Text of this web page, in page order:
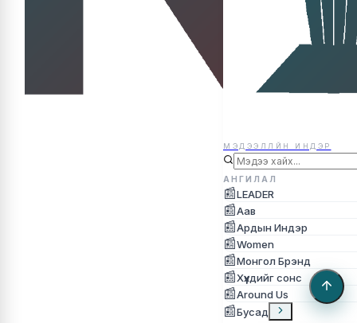
МЭДЭЭЛЛЙН ИНДЭР
АНГИЛАЛ
📰LEADER
📰Аав
📰Ардын Индэр
📰Women
📰Монгол Брэнд
📰Хүүхдийг сонс
📰Around Us
📰Бусад